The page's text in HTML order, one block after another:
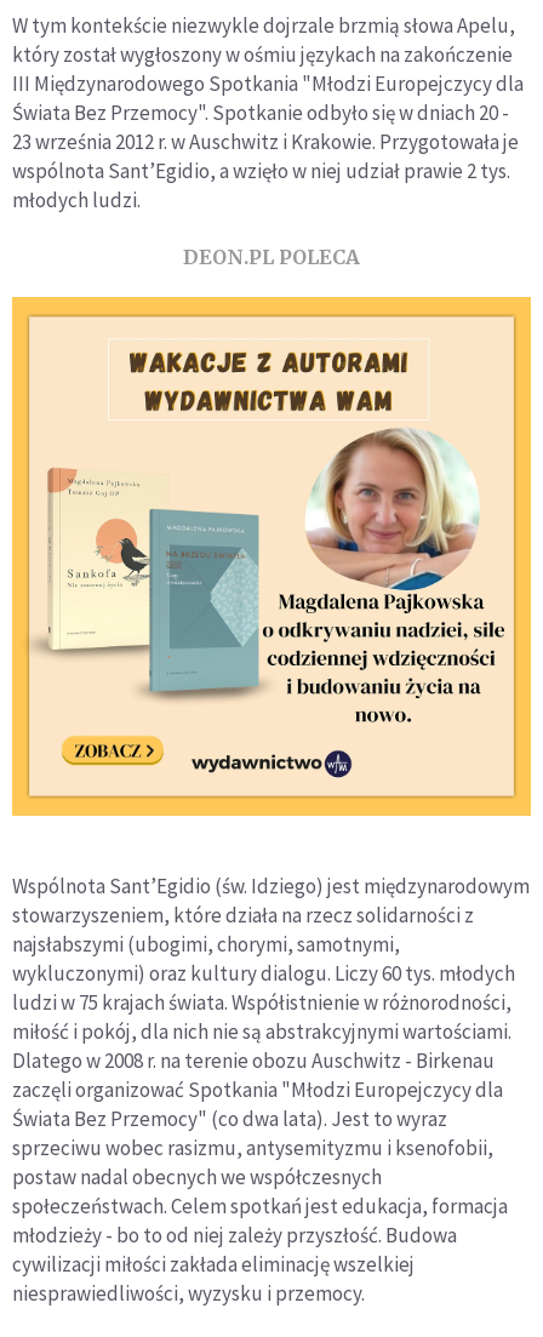
W tym kontekście niezwykle dojrzale brzmią słowa Apelu,
który został wygłoszony w ośmiu językach na zakończenie
III Międzynarodowego Spotkania "Młodzi Europejczycy dla
Świata Bez Przemocy". Spotkanie odbyło się w dniach 20 -
23 września 2012 r. w Auschwitz i Krakowie. Przygotowała je
wspólnota Sant’Egidio, a wzięło w niej udział prawie 2 tys.
młodych ludzi.
DEON.PL POLECA
Wspólnota Sant’Egidio (św. Idziego) jest międzynarodowym
stowarzyszeniem, które działa na rzecz solidarności z
najsłabszymi (ubogimi, chorymi, samotnymi,
wykluczonymi) oraz kultury dialogu. Liczy 60 tys. młodych
ludzi w 75 krajach świata. Współistnienie w różnorodności,
miłość i pokój, dla nich nie są abstrakcyjnymi wartościami.
Dlatego w 2008 r. na terenie obozu Auschwitz - Birkenau
zaczęli organizować Spotkania "Młodzi Europejczycy dla
Świata Bez Przemocy" (co dwa lata). Jest to wyraz
sprzeciwu wobec rasizmu, antysemityzmu i ksenofobii,
postaw nadal obecnych we współczesnych
społeczeństwach. Celem spotkań jest edukacja, formacja
młodzieży - bo to od niej zależy przyszłość. Budowa
cywilizacji miłości zakłada eliminację wszelkiej
niesprawiedliwości, wyzysku i przemocy.